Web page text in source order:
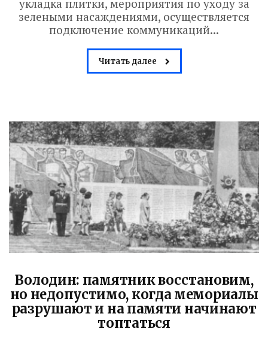
укладка плитки, мероприятия по уходу за
зелеными насаждениями, осуществляется
подключение коммуникаций...
Читать далее
Володин: памятник восстановим,
но недопустимо, когда мемориалы
разрушают и на памяти начинают
топтаться